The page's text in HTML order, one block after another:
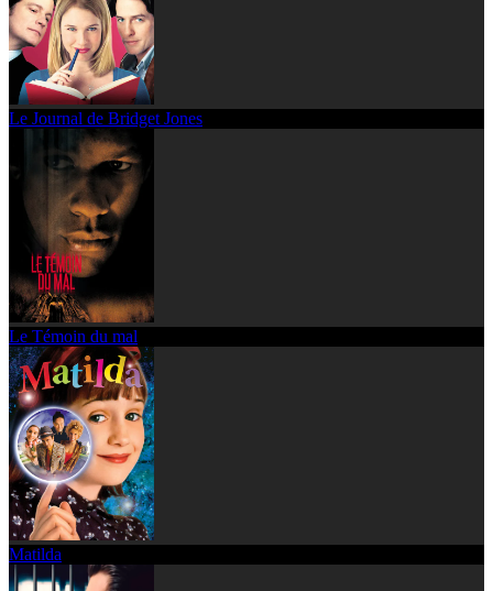
Le Journal de Bridget Jones
Le Témoin du mal
Matilda